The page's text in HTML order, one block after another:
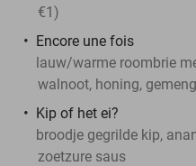
€1)
Encore une fois
lauw/warme roombrie
walnoot, honing,
Kip of het ei?
broodje gegrilde kip,
zoetzure saus